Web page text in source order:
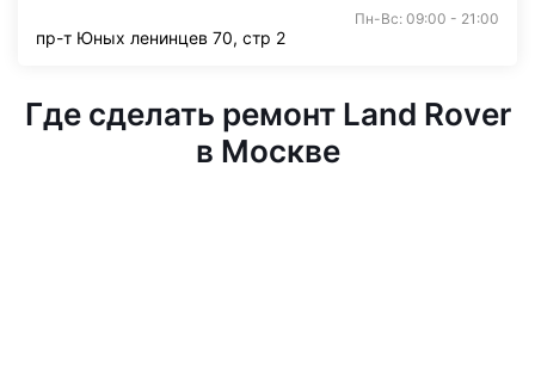
Пн-Вс: 09:00 - 21:00
пр-т Юных ленинцев 70, стр 2
Где сделать ремонт Land Rover
в Москве